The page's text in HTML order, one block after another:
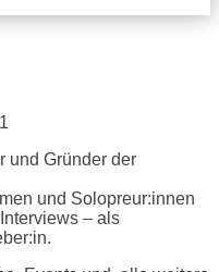
und Gründer der
und Solopreur:innen
– als